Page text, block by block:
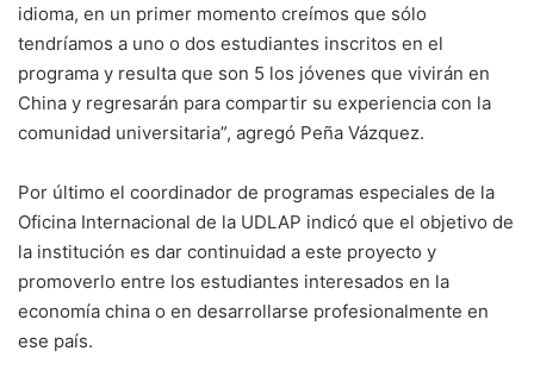
idioma, en un primer momento creímos que sólo
tendríamos a uno o dos estudiantes inscritos en el
programa y resulta que son 5 los jóvenes que vivirán en
China y regresarán para compartir su experiencia con la
comunidad universitaria”, agregó Peña Vázquez.
Por último el coordinador de programas especiales de la
Oficina Internacional de la UDLAP indicó que el objetivo de
la institución es dar continuidad a este proyecto y
promoverlo entre los estudiantes interesados en la
economía china o en desarrollarse profesionalmente en
ese país.